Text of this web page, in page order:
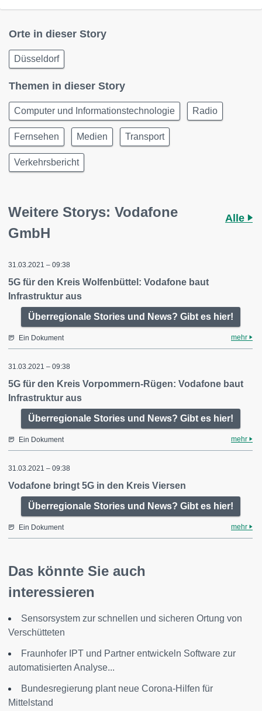
Orte in dieser Story
Düsseldorf
Themen in dieser Story
Computer und Informationstechnologie Radio
Fernsehen Medien Transport
Verkehrsbericht
Weitere Storys: Vodafone
GmbH
Alle
31.03.2021 – 09:38
5G für den Kreis Wolfenbüttel: Vodafone baut
Infrastruktur aus
Überregionale Stories und News? Gibt es hier!
Ein Dokument mehr
31.03.2021 – 09:38
5G für den Kreis Vorpommern-Rügen: Vodafone baut
Infrastruktur aus
Überregionale Stories und News? Gibt es hier!
Ein Dokument mehr
31.03.2021 – 09:38
Vodafone bringt 5G in den Kreis Viersen
Überregionale Stories und News? Gibt es hier!
Ein Dokument mehr
Das könnte Sie auch
interessieren
Sensorsystem zur schnellen und sicheren Ortung von
Verschütteten
Fraunhofer IPT und Partner entwickeln Software zur
automatisierten Analyse...
Bundesregierung plant neue Corona-Hilfen für
Mittelstand